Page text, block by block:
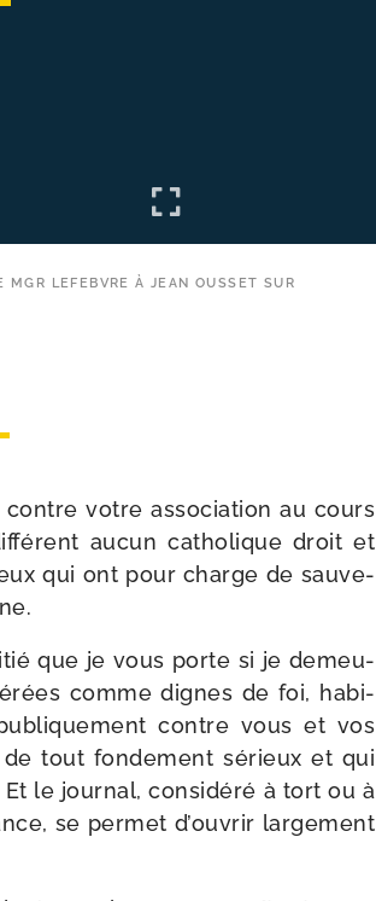
MGR LEFEBVRE À JEAN OUSSET SUR
votre asso­cia­tion au cours
aucun catho­lique droit et
qui ont pour charge de sau­ve­
que je vous porte si je demeu­
comme dignes de foi, habi­
contre vous et vos
tout fon­de­ment sérieux et qui
le jour­nal, consi­dé­ré à tort ou à
se per­met d’ouvrir lar­ge­ment